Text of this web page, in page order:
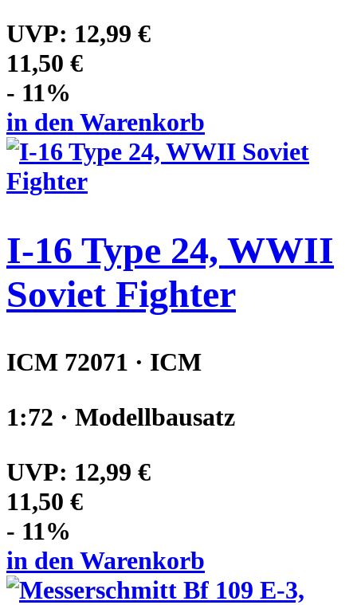
UVP: 12,99 €
11,50 €
- 11%
in den Warenkorb
I-16 Type 24, WWII
Soviet Fighter
ICM 72071 · ICM
1:72 · Modellbausatz
UVP: 12,99 €
11,50 €
- 11%
in den Warenkorb